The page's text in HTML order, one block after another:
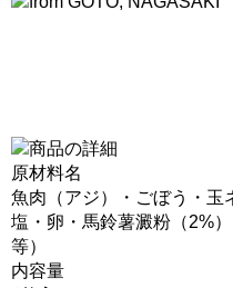
原材料名
魚肉（アジ）・ごぼう・玉
塩・卵・馬鈴薯澱粉（2%
等）
内容量